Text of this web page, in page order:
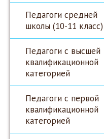
Педагоги средней
школы (10-11 класс)
Педагоги с высшей
квалификационной
категорией
Педагоги с первой
квалификационной
категорией